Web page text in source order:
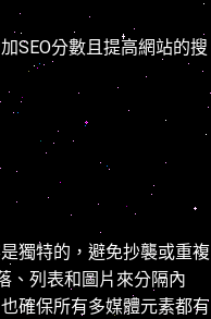
SEO分數且提高網站的搜
獨特的，避免抄襲或重複
、列表和圖片來分隔內
確保所有多媒體元素都有